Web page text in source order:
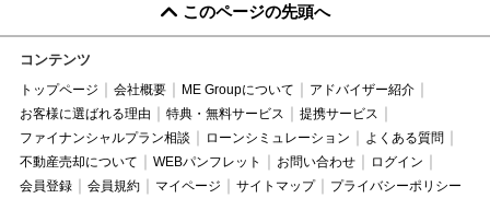
このページの先頭へ
コンテンツ
トップページ 会社概要 ME Groupについて
アドバイザー紹介
お客様に選ばれる理由
特典・無料サービス
提携サービス
ファイナンシャルプラン相談
ローンシミュレーション
よくある質問
不動産売却について
WEBパンフレット お問い合わせ
ログイン
会員登録
会員規約 マイページ サイトマップ プライバシーポリシー